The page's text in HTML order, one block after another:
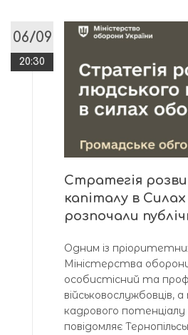
06/09
20:30
Стратегія
капіталу в
розпочали
Одним із
Міністерства
особистісний та
військовослужбовців,
кадрового
повідомляє